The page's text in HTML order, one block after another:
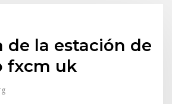
de la estación de
fxcm uk